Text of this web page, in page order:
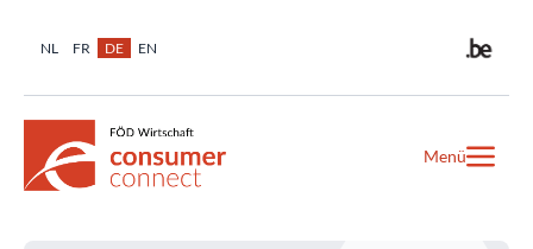
NL FR DE EN
Menü